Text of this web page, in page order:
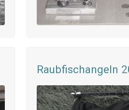
Raubfischangeln